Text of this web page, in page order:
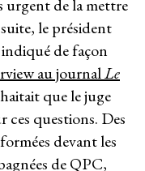
urgent de la mettre
le président
de façon
au journalLe
que le juge
questions. Des
devant les
de QPC,